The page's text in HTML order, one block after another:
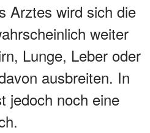
Arztes wird sich die
weiter
Lunge, Leber oder
ausbreiten. In
jedoch noch eine